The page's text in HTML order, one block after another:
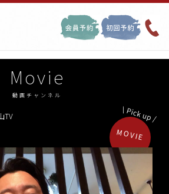
Movie
動画チャンネル
TV
MOVIE